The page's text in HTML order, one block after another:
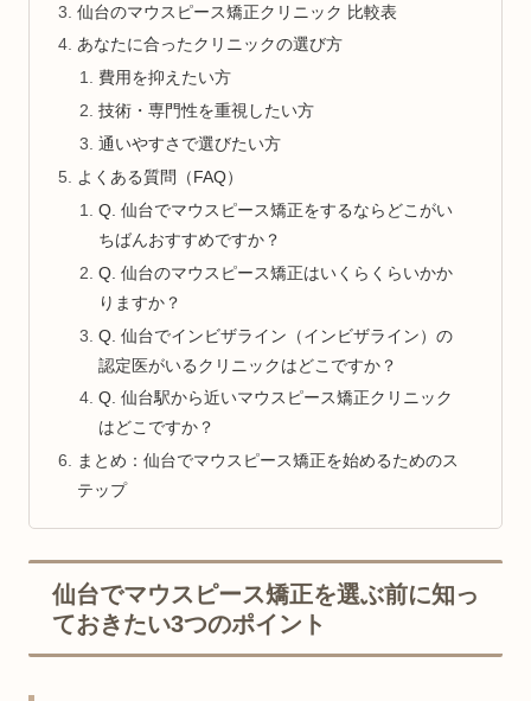
仙台のマウスピース矯正クリニック 比較表
あなたに合ったクリニックの選び方
費用を抑えたい方
技術・専門性を重視したい方
通いやすさで選びたい方
よくある質問（FAQ）
Q. 仙台でマウスピース矯正をするならどこがい
ちばんおすすめですか？
Q. 仙台のマウスピース矯正はいくらくらいかか
りますか？
Q. 仙台でインビザライン（インビザライン）の
認定医がいるクリニックはどこですか？
Q. 仙台駅から近いマウスピース矯正クリニック
はどこですか？
まとめ：仙台でマウスピース矯正を始めるためのス
テップ
仙台でマウスピース矯正を選ぶ前に知っ
ておきたい3つのポイント